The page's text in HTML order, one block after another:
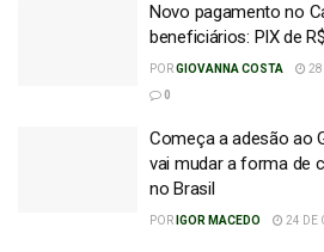
Novo pagamento no
beneficiários: PIX de
PORGIOVANNA COSTA
28
0
Começa a adesão ao
vai mudar a forma de
no Brasil
POR IGOR MACEDO 24 DE